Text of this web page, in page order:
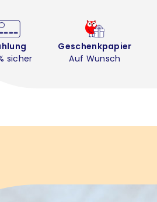
sicher
Geschenkpapier
Auf Wunsch